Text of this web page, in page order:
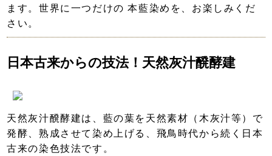
ます。世界に一つだけの 本藍染めを、お楽しみくだ
さい。
日本古来からの技法！天然灰汁醗酵建
天然灰汁醗酵建は、藍の葉を天然素材（木灰汁等）で
発酵、熟成させて染め上げる、飛鳥時代から続く日本
古来の染色技法です。